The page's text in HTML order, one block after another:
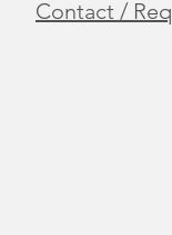
Contact /